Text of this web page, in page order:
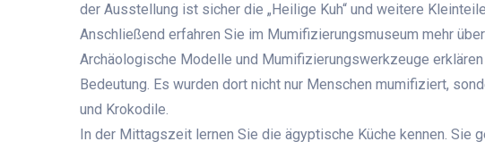
der Ausstellung ist sicher die „Heilige Kuh“ und weitere
Anschließend erfahren Sie im Mumifizierungsmuseum mehr
Archäologische Modelle und Mumifizierungswerkzeuge
Bedeutung. Es wurden dort nicht nur Menschen mumifiziert,
und Krokodile.
In der Mittagszeit lernen Sie die ägyptische Küche kennen. Sie